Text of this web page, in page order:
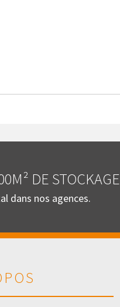
DE STOCKAGE
dans nos agences.